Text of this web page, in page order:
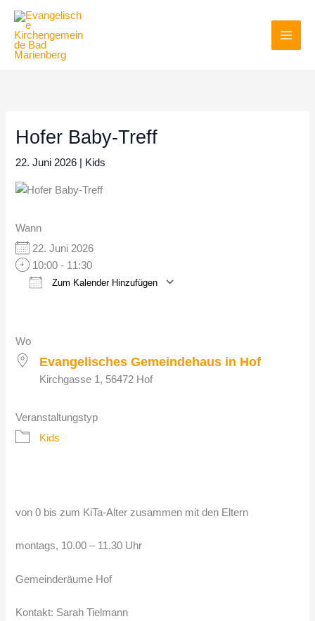
Inhalt
springen
Hofer Baby-Treff
22. Juni 2026 Kids
Wann
22. Juni 2026
10:00 - 11:30
Zum Kalender Hinzufügen
Wo
Evangelisches Gemeindehaus in Hof
Kirchgasse 1, 56472 Hof
Veranstaltungstyp
Kids
von 0 bis zum KiTa-Alter zusammen mit den Eltern
montags, 10.00 – 11.30 Uhr
Gemeinderäume Hof
Kontakt: Sarah Tielmann